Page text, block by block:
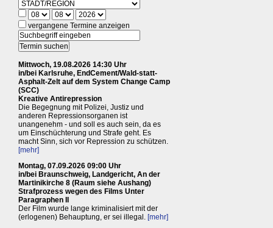
vergangene Termine anzeigen
Mittwoch, 19.08.2026 14:30 Uhr
in/bei Karlsruhe, EndCement/Wald-statt-
Asphalt-Zelt auf dem System Change Camp
(SCC)
Kreative Antirepression
Die Begegnung mit Polizei, Justiz und
anderen Repressionsorganen ist
unangenehm - und soll es auch sein, da es
um Einschüchterung und Strafe geht. Es
macht Sinn, sich vor Repression zu schützen.
[mehr]
Montag, 07.09.2026 09:00 Uhr
in/bei Braunschweig, Landgericht, An der
Martinikirche 8 (Raum siehe Aushang)
Strafprozess wegen des Films Unter
Paragraphen II
Der Film wurde lange kriminalisiert mit der
(erlogenen) Behauptung, er sei illegal. [mehr]